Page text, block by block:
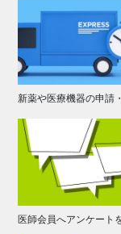
新薬や医療機器の申請
医師会員へアンケート